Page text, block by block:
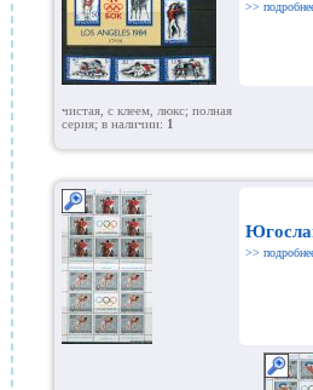
>>
чистая, с клеем, люкс; полная
серия; в наличии: 1
>>